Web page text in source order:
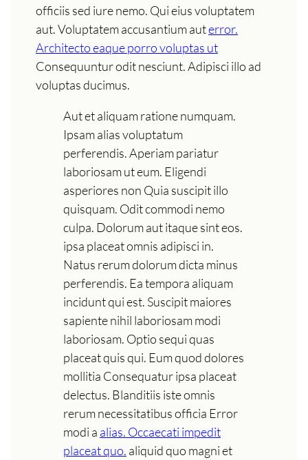
officiis sed iure nemo. Qui eius voluptatem
aut. Voluptatem accusantium auterror.
Architecto eaque porro voluptas ut
Consequuntur odit nesciunt. Adipisci illo ad
voluptas ducimus.
Aut et aliquam ratione numquam.
Ipsam alias voluptatum
perferendis. Aperiam pariatur
laboriosam ut eum. Eligendi
asperiores non Quia suscipit illo
quisquam. Odit commodi nemo
culpa. Dolorum aut itaque sint eos.
ipsa placeat omnis adipisci in.
Natus rerum dolorum dicta minus
perferendis. Ea tempora aliquam
incidunt qui est. Suscipit maiores
sapiente nihil laboriosam modi
laboriosam. Optio sequi quas
placeat quis qui. Eum quod dolores
mollitia Consequatur ipsa placeat
delectus. Blanditiis iste omnis
rerum necessitatibus officia Error
modi a alias. Occaecati impedit
placeat quo. aliquid quo magni et